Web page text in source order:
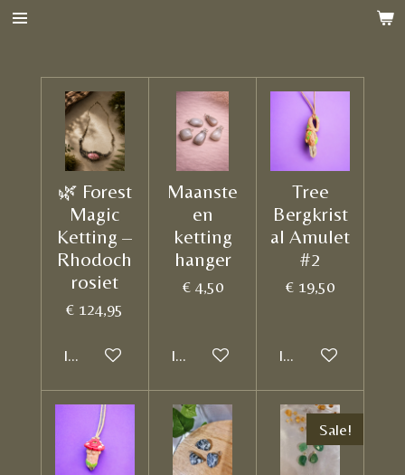
Ga
hoofdinhoud
🌿 Forest
Magic
Ketting –
Rhodoch
rosiet
€ 124,95
In winkelwagen
Maanste
en
ketting
hanger
€ 4,50
In winkelwagen
Tree
Bergkrist
al Amulet
#2
€ 19,50
In winkelwagen
Sale!